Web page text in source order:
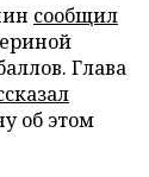
сообщил
Глава
об этом